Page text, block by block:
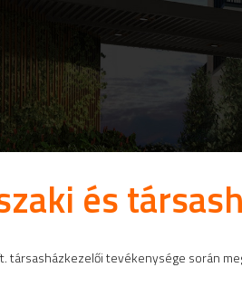
és
társasházkezelői tevékenysége során